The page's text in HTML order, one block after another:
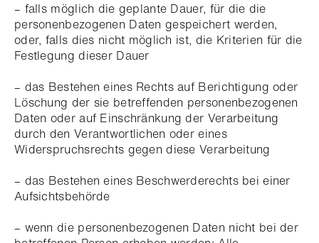
– falls möglich die geplante Dauer, für die die
personenbezogenen Daten gespeichert werden,
oder, falls dies nicht möglich ist, die Kriterien für die
Festlegung dieser Dauer
– das Bestehen eines Rechts auf Berichtigung oder
Löschung der sie betreffenden personenbezogenen
Daten oder auf Einschränkung der Verarbeitung
durch den Verantwortlichen oder eines
Widerspruchsrechts gegen diese Verarbeitung
– das Bestehen eines Beschwerderechts bei einer
Aufsichtsbehörde
– wenn die personenbezogenen Daten nicht bei der